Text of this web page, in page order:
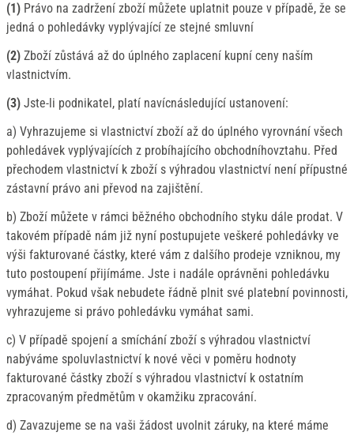
(1) Právo na zadržení zboží můžete uplatnit pouze v případě, že se
jedná o pohledávky vyplývající ze stejné smluvní
(2) Zboží zůstává až do úplného zaplacení kupní ceny naším
vlastnictvím.
(3) Jste-li podnikatel, platí navícnásledující ustanovení:
a) Vyhrazujeme si vlastnictví zboží až do úplného vyrovnání všech
pohledávek vyplývajících z probíhajícího obchodníhovztahu. Před
přechodem vlastnictví k zboží s výhradou vlastnictví není přípustné
zástavní právo ani převod na zajištění.
b) Zboží můžete v rámci běžného obchodního styku dále prodat. V
takovém případě nám již nyní postupujete veškeré pohledávky ve
výši fakturované částky, které vám z dalšího prodeje vzniknou, my
tuto postoupení přijímáme. Jste i nadále oprávněni pohledávku
vymáhat. Pokud však nebudete řádně plnit své platební povinnosti,
vyhrazujeme si právo pohledávku vymáhat sami.
c) V případě spojení a smíchání zboží s výhradou vlastnictví
nabýváme spoluvlastnictví k nové věci v poměru hodnoty
fakturované částky zboží s výhradou vlastnictví k ostatním
zpracovaným předmětům v okamžiku zpracování.
d) Zavazujeme se na vaši žádost uvolnit záruky, na které máme